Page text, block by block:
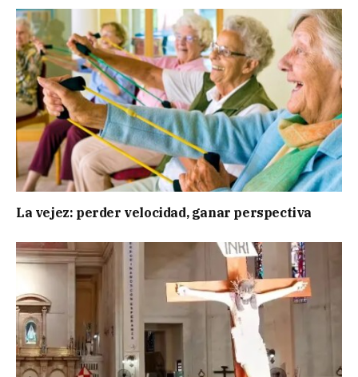
La vejez: perder velocidad, ganar perspectiva